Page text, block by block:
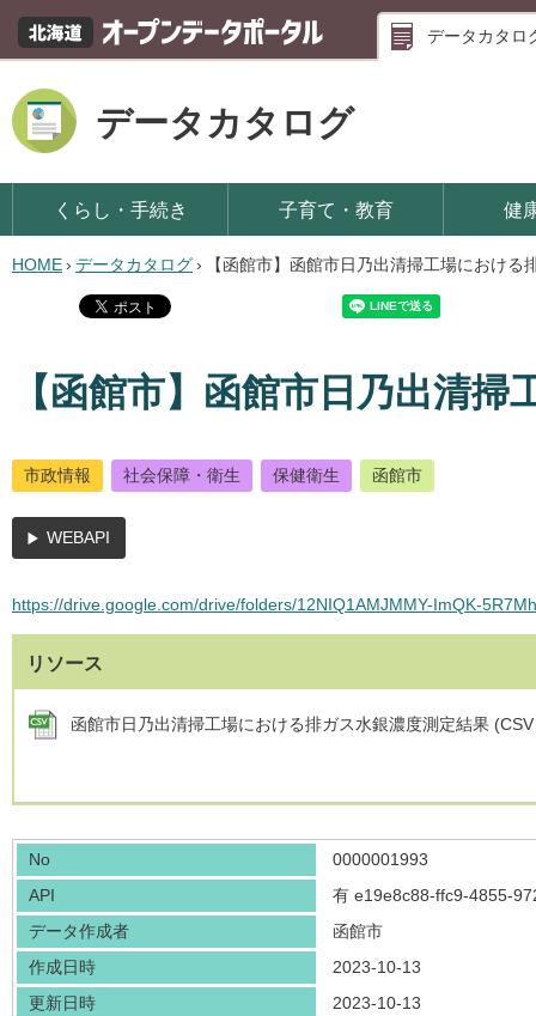
データカタロ
データカタログ
くらし・手続き 子育て・教育 健
HOME› データカタログ› 【函館市】函館市日乃出清掃工場における
【函館市】函館市日乃出清
市政情報 社会保障・衛生 保健衛生 函館市
WEBAPI
https://drive.google.com/drive/folders/12NIQ1AMJMMY-ImQK-
リソース
函館市日乃出清掃工場における排ガス水銀濃度測定結果
No
0000001993
API
有 e19e8c88-ffc9-4855-
データ作成者
函館市
作成日時
2023-10-13
更新日時
2023-10-13